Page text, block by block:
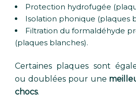
Protection hydrofugée
Isolation phonique (plaques
Filtration du formaldéhyde
(plaques blanches).
Certaines plaques sont
ou doublées pour une
chocs.